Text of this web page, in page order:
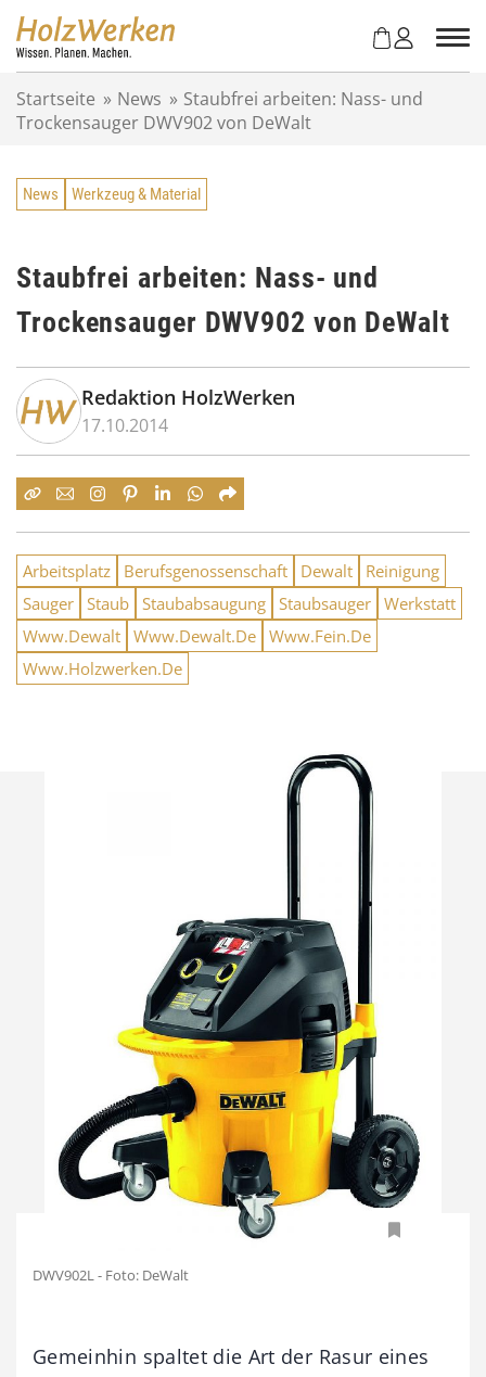
Startseite » News » Staubfrei arbeiten: Nass- und
Trockensauger DWV902 von DeWalt
News Werkzeug & Material
Staubfrei arbeiten: Nass- und
Trockensauger DWV902 von DeWalt
Redaktion HolzWerken
17.10.2014
Arbeitsplatz Berufsgenossenschaft Dewalt
Reinigung
Sauger Staub Staubabsaugung Staubsauger Werkstatt
Www.Dewalt Www.Dewalt.De Www.Fein.De
Www.Holzwerken.De
DWV902L - Foto: DeWalt
Gemeinhin spaltet die Art der Rasur eines